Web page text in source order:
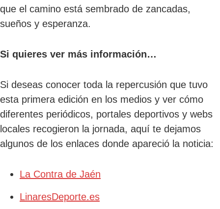
que el camino está sembrado de zancadas,
sueños y esperanza.
Si quieres ver más información…
Si deseas conocer toda la repercusión que tuvo
esta primera edición en los medios y ver cómo
diferentes periódicos, portales deportivos y webs
locales recogieron la jornada, aquí te dejamos
algunos de los enlaces donde apareció la noticia:
La Contra de Jaén
LinaresDeporte.es